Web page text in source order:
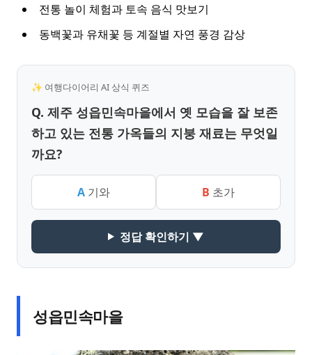
전통 놀이 체험과 토속 음식 맛보기
동백꽃과 유채꽃 등 계절별 자연 풍경 감상
✨ 여행다이어리 AI 상식 퀴즈
Q. 제주 성읍민속마을에서 옛 모습을 잘 보존
하고 있는 전통 가옥들의 지붕 재료는 무엇일
까요?
A 기와 B 초가
정답 확인하기 ▼
성읍민속마을